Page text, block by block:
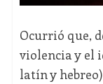
Ocurrió que,
violencia y el
latín y